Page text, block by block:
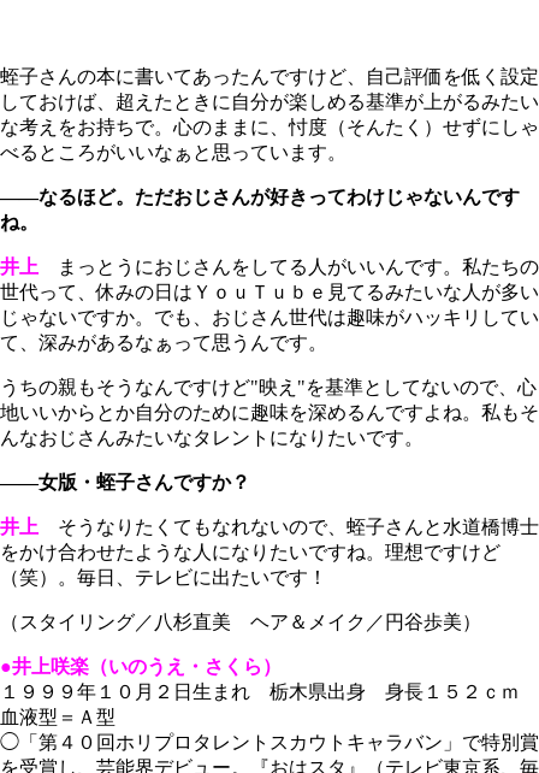
蛭子さんの本に書いてあったんですけど、自己評価を低く設定
しておけば、超えたときに自分が楽しめる基準が上がるみたい
な考えをお持ちで。心のままに、忖度（そんたく）せずにしゃ
べるところがいいなぁと思っています。
――なるほど。ただおじさんが好きってわけじゃないんです
ね。
井上 まっとうにおじさんをしてる人がいいんです。私たちの
世代って、休みの日はＹｏｕＴｕｂｅ見てるみたいな人が多い
じゃないですか。でも、おじさん世代は趣味がハッキリしてい
て、深みがあるなぁって思うんです。
うちの親もそうなんですけど"映え"を基準としてないので、心
地いいからとか自分のために趣味を深めるんですよね。私もそ
んなおじさんみたいなタレントになりたいです。
――女版・蛭子さんですか？
井上 そうなりたくてもなれないので、蛭子さんと水道橋博士
をかけ合わせたような人になりたいですね。理想ですけど
（笑）。毎日、テレビに出たいです！
（スタイリング／八杉直美 ヘア＆メイク／円谷歩美）
●井上咲楽（いのうえ・さくら）
１９９９年１０月２日生まれ 栃木県出身 身長１５２ｃｍ
血液型＝Ａ型
◯「第４０回ホリプロタレントスカウトキャラバン」で特別賞
を受賞し、芸能界デビュー。『おはスタ』（テレビ東京系、毎